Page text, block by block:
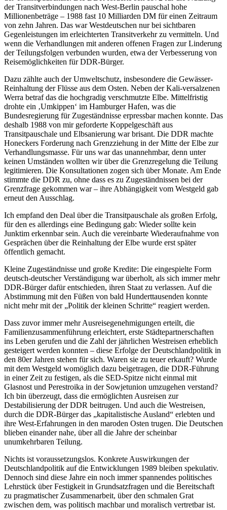
der Transitverbindungen nach West-Berlin pauschal hohe
Millionenbeträge – 1988 fast 10 Milliarden DM für einen Zeitraum
von zehn Jahren. Das war Westdeutschen nur bei sichtbaren
Gegenleistungen im erleichterten Transitverkehr zu vermitteln. Und
wenn die Verhandlungen mit anderen offenen Fragen zur Linderung
der Teilungsfolgen verbunden wurden, etwa der Verbesserung von
Reisemöglichkeiten für DDR-Bürger.
Dazu zählte auch der Umweltschutz, insbesondere die Gewässer-
Reinhaltung der Flüsse aus dem Osten. Neben der Kali-versalzenen
Werra betraf das die hochgradig verschmutzte Elbe. Mittelfristig
drohte ein ‚Umkippen‘ im Hamburger Hafen, was die
Bundesregierung für Zugeständnisse erpressbar machen konnte. Das
deshalb 1988 von mir geforderte Koppelgeschäft aus
Transitpauschale und Elbsanierung war brisant. Die DDR machte
Honeckers Forderung nach Grenzziehung in der Mitte der Elbe zur
Verhandlungsmasse. Für uns war das unannehmbar, denn unter
keinen Umständen wollten wir über die Grenzregelung die Teilung
legitimieren. Die Konsultationen zogen sich über Monate. Am Ende
stimmte die DDR zu, ohne dass es zu Zugeständnissen bei der
Grenzfrage gekommen war – ihre Abhängigkeit vom Westgeld gab
erneut den Ausschlag.
Ich empfand den Deal über die Transitpauschale als großen Erfolg,
für den es allerdings eine Bedingung gab: Wieder sollte kein
Junktim erkennbar sein. Auch die vereinbarte Wiederaufnahme von
Gesprächen über die Reinhaltung der Elbe wurde erst später
öffentlich gemacht.
Kleine Zugeständnisse und große Kredite: Die eingespielte Form
deutsch-deutscher Verständigung war überholt, als sich immer mehr
DDR-Bürger dafür entschieden, ihren Staat zu verlassen. Auf die
Abstimmung mit den Füßen von bald Hunderttausenden konnte
nicht mehr mit der „Politik der kleinen Schritte“ reagiert werden.
Dass zuvor immer mehr Ausreisegenehmigungen erteilt, die
Familienzusammenführung erleichtert, erste Städtepartnerschaften
ins Leben gerufen und die Zahl der jährlichen Westreisen erheblich
gesteigert werden konnten – diese Erfolge der Deutschlandpolitik in
den 80er Jahren stehen für sich. Waren sie zu teuer erkauft? Wurde
mit dem Westgeld womöglich dazu beigetragen, die DDR-Führung
in einer Zeit zu festigen, als die SED-Spitze nicht einmal mit
Glasnost und Perestroika in der Sowjetunion umzugehen verstand?
Ich bin überzeugt, dass die ermöglichten Ausreisen zur
Destabilisierung der DDR beitrugen. Und auch die Westreisen,
durch die DDR-Bürger das „kapitalistische Ausland“ erlebten und
ihre West-Erfahrungen in den maroden Osten trugen. Die Deutschen
blieben einander nahe, über all die Jahre der scheinbar
unumkehrbaren Teilung.
Nichts ist voraussetzungslos. Konkrete Auswirkungen der
Deutschlandpolitik auf die Entwicklungen 1989 bleiben spekulativ.
Dennoch sind diese Jahre ein noch immer spannendes politisches
Lehrstück über Festigkeit in Grundsatzfragen und die Bereitschaft
zu pragmatischer Zusammenarbeit, über den schmalen Grat
zwischen dem, was politisch machbar und moralisch vertretbar ist.